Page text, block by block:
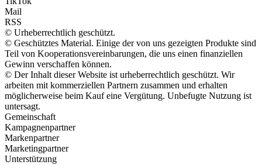
Mail
RSS
© Urheberrechtlich geschützt.
© Geschütztes Material. Einige der von uns gezeigten Produkte sind
Teil von Kooperationsvereinbarungen, die uns einen finanziellen
Gewinn verschaffen können.
© Der Inhalt dieser Website ist urheberrechtlich geschützt. Wir
arbeiten mit kommerziellen Partnern zusammen und erhalten
möglicherweise beim Kauf eine Vergütung. Unbefugte Nutzung ist
untersagt.
Gemeinschaft
Kampagnenpartner
Markenpartner
Marketingpartner
Unterstützung